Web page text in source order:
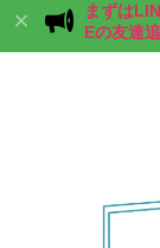
まずは
Eの友達